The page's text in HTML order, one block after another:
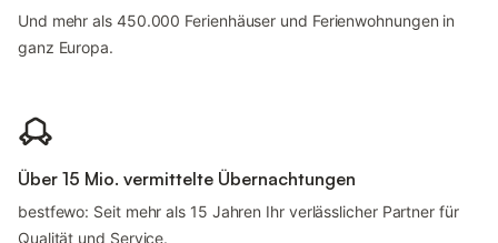
Und mehr als 450.000 Ferienhäuser und Ferienwohnungen in
ganz Europa.
Über 15 Mio. vermittelte Übernachtungen
bestfewo: Seit mehr als 15 Jahren Ihr verlässlicher Partner für
Qualität und Service.